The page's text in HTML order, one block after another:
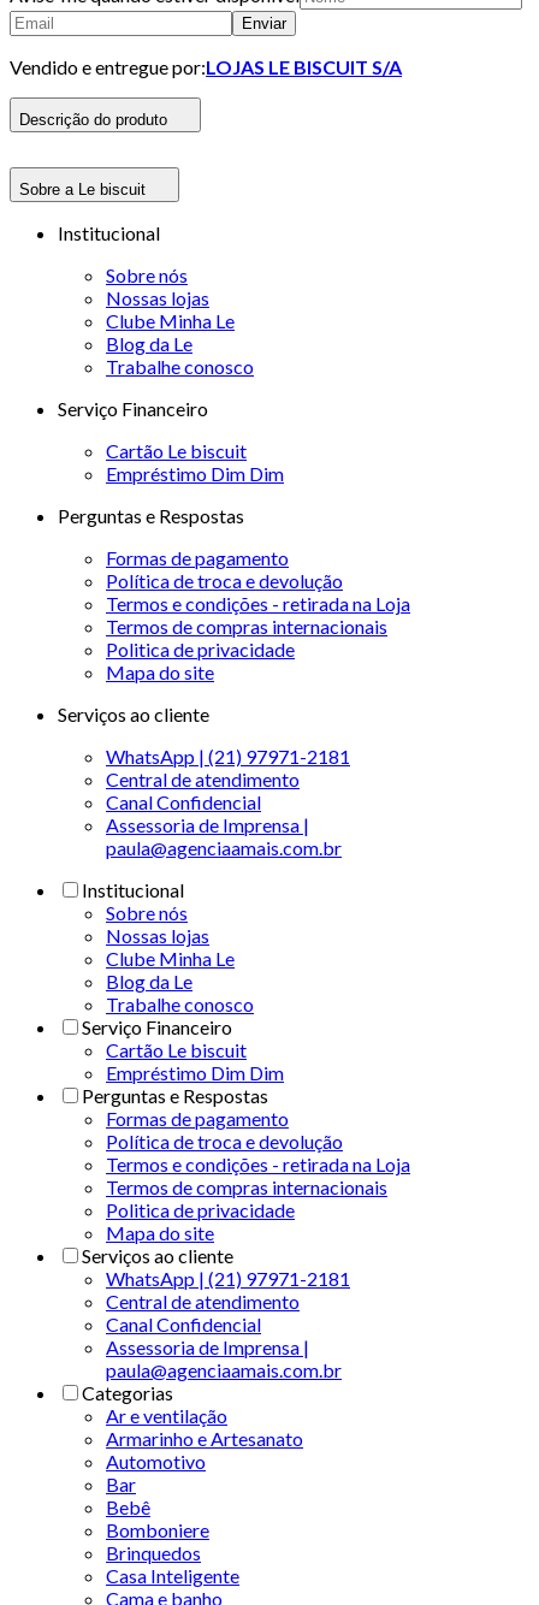
Enviar
Vendido e entregue por:LOJAS LE BISCUIT S/A
Descrição do produto
Sobre a Le biscuit
Institucional
Sobre nós
Nossas lojas
Clube Minha Le
Blog da Le
Trabalhe conosco
Serviço Financeiro
Cartão Le biscuit
Empréstimo Dim Dim
Perguntas e Respostas
Formas de pagamento
Política de troca e devolução
Termos e condições - retirada na Loja
Termos de compras internacionais
Politica de privacidade
Mapa do site
Serviços ao cliente
WhatsApp | (21) 97971-2181
Central de atendimento
Canal Confidencial
Assessoria de Imprensa |
paula@agenciaamais.com.br
Institucional
Sobre nós
Nossas lojas
Clube Minha Le
Blog da Le
Trabalhe conosco
Serviço Financeiro
Cartão Le biscuit
Empréstimo Dim Dim
Perguntas e Respostas
Formas de pagamento
Política de troca e devolução
Termos e condições - retirada na Loja
Termos de compras internacionais
Politica de privacidade
Mapa do site
Serviços ao cliente
WhatsApp | (21) 97971-2181
Central de atendimento
Canal Confidencial
Assessoria de Imprensa |
paula@agenciaamais.com.br
Categorias
Ar e ventilação
Armarinho e Artesanato
Automotivo
Bar
Bebê
Bomboniere
Brinquedos
Casa Inteligente
Cama e banho